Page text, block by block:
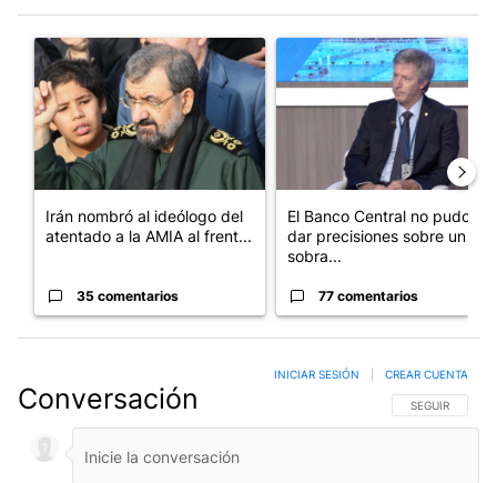
Un artículo de tendencia con el título "Irán nombró al ideólogo
Irán nombró al ideólogo del
atentado a la AMIA al frent...
35 comentarios
Un artículo de tendencia
El Banco Central no pudo
dar precisiones sobre un
sobra...
77 comentarios
Conversación SIGA ESTA
SEGUIR
INICIAR SESIÓN CREAR CUENTA